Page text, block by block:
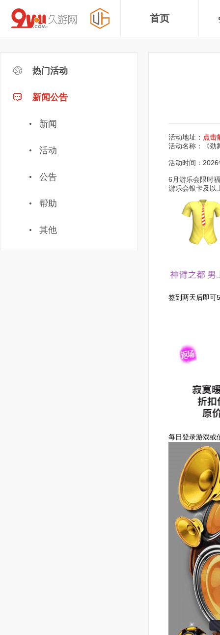
首页
热门活动
新闻公告
新闻
活动
公告
帮助
其他
活动地址： 点击
活动名称：《劲
活动时间：
6月游乐会限时
游乐会银卡及以
签到两天后即可
每日登录游戏或